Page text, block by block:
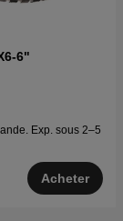
6"
Exp. sous 2–5
Acheter